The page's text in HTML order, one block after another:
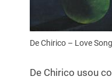
De Chirico – Love Song
De Chirico usou